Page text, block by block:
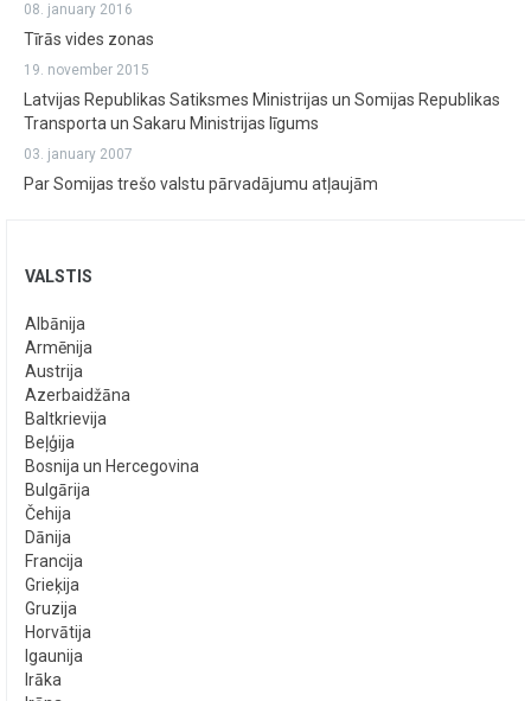
08. january 2016
Tīrās vides zonas
19. november 2015
Latvijas Republikas Satiksmes Ministrijas un Somijas Republikas
Transporta un Sakaru Ministrijas līgums
03. january 2007
Par Somijas trešo valstu pārvadājumu atļaujām
VALSTIS
Albānija
Armēnija
Austrija
Azerbaidžāna
Baltkrievija
Beļģija
Bosnija un Hercegovina
Bulgārija
Čehija
Dānija
Francija
Grieķija
Gruzija
Horvātija
Igaunija
Irāka